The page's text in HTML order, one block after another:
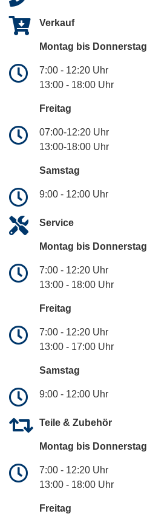
Verkauf
Montag bis Donnerstag
7:00 - 12:20 Uhr
13:00 - 18:00 Uhr
Freitag
07:00-12:20 Uhr
13:00-18:00 Uhr
Samstag
9:00 - 12:00 Uhr
Service
Montag bis Donnerstag
7:00 - 12:20 Uhr
13:00 - 18:00 Uhr
Freitag
7:00 - 12:20 Uhr
13:00 - 17:00 Uhr
Samstag
9:00 - 12:00 Uhr
Teile & Zubehör
Montag bis Donnerstag
7:00 - 12:20 Uhr
13:00 - 18:00 Uhr
Freitag